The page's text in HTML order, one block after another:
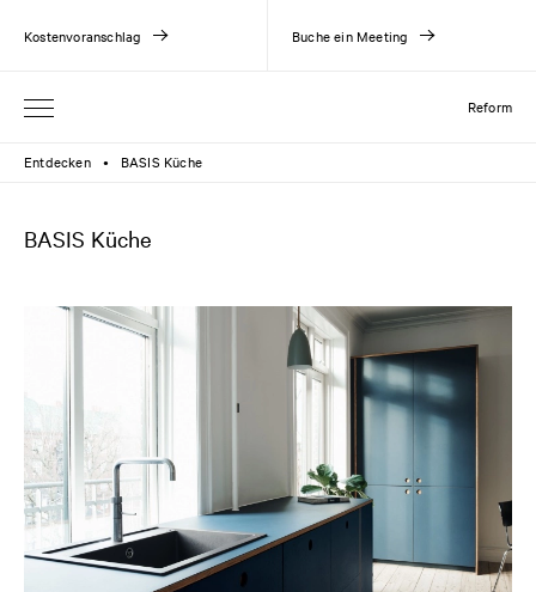
Reform
Kostenvoranschlag Buche ein Meeting
Entdecken ● BASIS Küche
BASIS Küche